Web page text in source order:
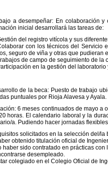
a desempeñar: En colaboración
inicial desarrollará las tareas de:
del registro vitícola y sus
con los técnicos del Servicio
seguro de viña y otras que pudieran
de campo de seguimiento de la
en la gestión del laboratorio
de la beca: Puesto de trabajo
puntuales por Rioja Alavesa y Ayala.
6 meses continuados de mayo
horas. El calendario laboral y la
a. Pudiendo hacer jornadas
solicitados en la selección del/la
obtenido titulación oficial de
haber sido contratado en prácticas con
desempleado.
colegiado en el Colegio Oficial de